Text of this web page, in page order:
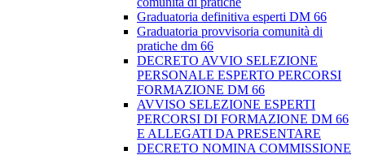
Graduatoria definitiva esperti DM 66
Graduatoria provvisoria comunità di
pratiche dm 66
DECRETO AVVIO SELEZIONE
PERSONALE ESPERTO PERCORSI
FORMAZIONE DM 66
AVVISO SELEZIONE ESPERTI
PERCORSI DI FORMAZIONE DM 66
E ALLEGATI DA PRESENTARE
DECRETO NOMINA COMMISSIONE